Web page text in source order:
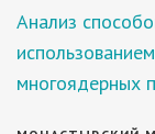
Анализ
многоядерных